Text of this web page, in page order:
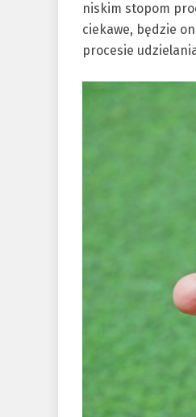
niskim stopom
ciekawe, będzie
procesie